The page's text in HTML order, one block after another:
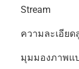
Stream
ความละเอียด
มุมมองภาพแ